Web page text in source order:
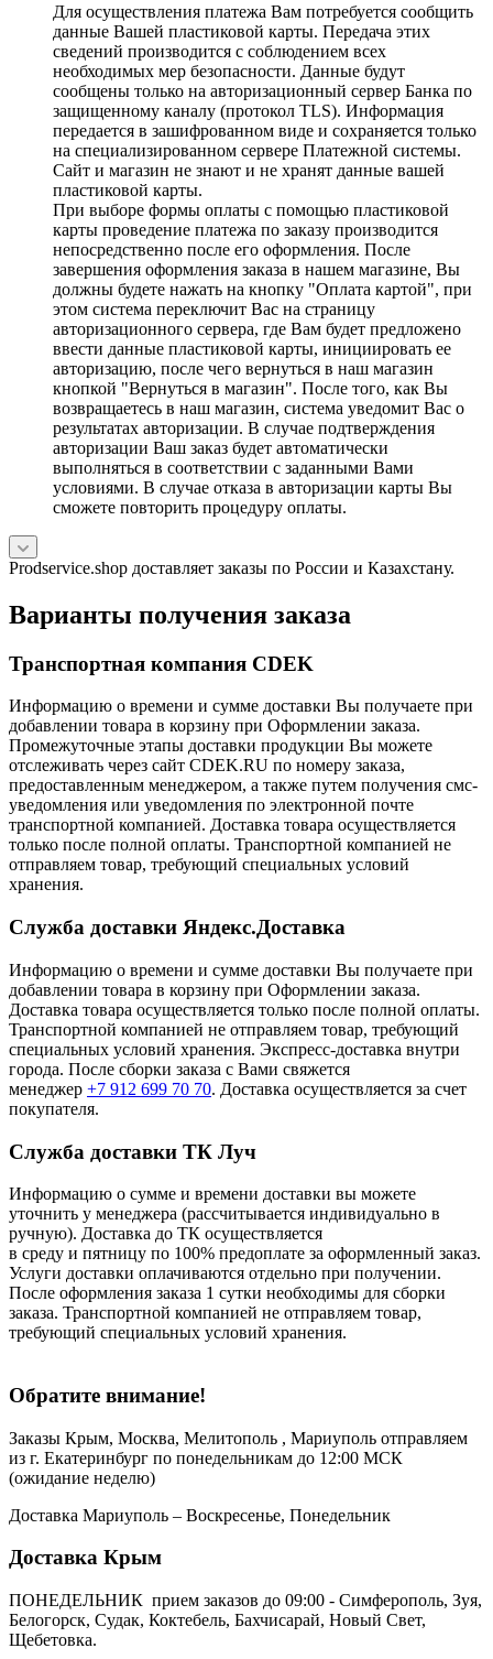
Для осуществления платежа Вам потребуется сообщить
данные Вашей пластиковой карты. Передача этих
сведений производится с соблюдением всех
необходимых мер безопасности. Данные будут
сообщены только на авторизационный сервер Банка по
защищенному каналу (протокол TLS). Информация
передается в зашифрованном виде и сохраняется только
на специализированном сервере Платежной системы.
Сайт и магазин не знают и не хранят данные вашей
пластиковой карты.
При выборе формы оплаты с помощью пластиковой
карты проведение платежа по заказу производится
непосредственно после его оформления. После
завершения оформления заказа в нашем магазине, Вы
должны будете нажать на кнопку "Оплата картой", при
этом система переключит Вас на страницу
авторизационного сервера, где Вам будет предложено
ввести данные пластиковой карты, инициировать ее
авторизацию, после чего вернуться в наш магазин
кнопкой "Вернуться в магазин". После того, как Вы
возвращаетесь в наш магазин, система уведомит Вас о
результатах авторизации. В случае подтверждения
авторизации Ваш заказ будет автоматически
выполняться в соответствии с заданными Вами
условиями. В случае отказа в авторизации карты Вы
сможете повторить процедуру оплаты.
Prodservice.shop доставляет заказы по России и Казахстану.
Варианты получения заказа
Транспортная компания CDEK
Информацию о времени и сумме доставки Вы получаете при
добавлении товара в корзину при Оформлении заказа.
Промежуточные этапы доставки продукции Вы можете
отслеживать через сайт CDEK.RU по номеру заказа,
предоставленным менеджером, а также путем получения смс-
уведомления или уведомления по электронной почте
транспортной компанией. Доставка товара осуществляется
только после полной оплаты. Транспортной компанией не
отправляем товар, требующий специальных условий
хранения.
Служба доставки Яндекс.Доставка
Информацию о времени и сумме доставки Вы получаете при
добавлении товара в корзину при Оформлении заказа.
Доставка товара осуществляется только после полной оплаты.
Транспортной компанией не отправляем товар, требующий
специальных условий хранения. Экспресс-доставка внутри
города. После сборки заказа с Вами свяжется
менеджер +7 912 699 70 70. Доставка осуществляется за счет
покупателя.
Служба доставки ТК Луч
Информацию о сумме и времени доставки вы можете
уточнить у менеджера (рассчитывается индивидуально в
ручную). Доставка до ТК осуществляется
в среду и пятницу по 100% предоплате за оформленный заказ.
Услуги доставки оплачиваются отдельно при получении.
После оформления заказа 1 сутки необходимы для сборки
заказа. Транспортной компанией не отправляем товар,
требующий специальных условий хранения.
Обратите внимание!
Заказы Крым, Москва, Мелитополь , Мариуполь отправляем
из г. Екатеринбург по понедельникам до 12:00 МСК
(ожидание неделю)
Доставка Мариуполь – Воскресенье, Понедельник
Доставка Крым
ПОНЕДЕЛЬНИК прием заказов до 09:00 - Симферополь, Зуя,
Белогорск, Судак, Коктебель, Бахчисарай, Новый Свет,
Щебетовка.